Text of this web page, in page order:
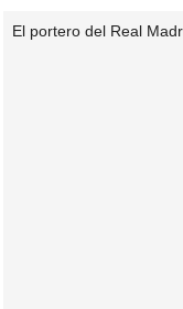
El portero del Real